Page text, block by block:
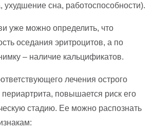
ухудшение сна, работоспособности).
уже можно определить, что
оседания эритроцитов, а по
– наличие кальцификатов.
лечения острого
периартрита, повышается риск его
стадию. Ее можно распознать